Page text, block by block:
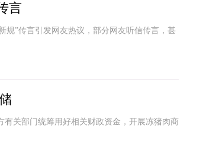
言
规”传言引发网友热议，部分网友听信传言，甚
关部门统筹用好相关财政资金，开展冻猪肉商